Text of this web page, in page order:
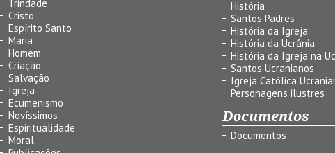
Trindade
Cristo
Espírito Santo
Maria
Homem
Criação
Salvação
Igreja
Ecumenismo
Novíssimos
Espiritualidade
Moral
História
Santos Padres
História da Igreja
História da Ucrânia
História da Igreja na
Santos Ucranianos
Igreja Católica
Personagens ilustres
Documentos
Documentos